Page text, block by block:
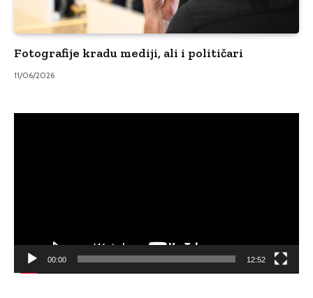
Fotografije kradu mediji, ali i političari
11/06/2026
00:00 12:52